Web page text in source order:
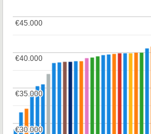
€30.000
€30.000
€35.000
€35.000
€40.000
€40.000
€45.000
€45.000